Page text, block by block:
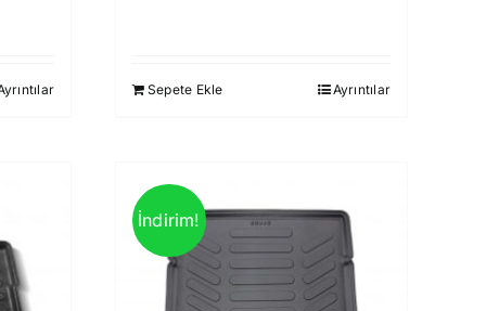
₺.
Sepete Ekle Ayrıntılar
İndirim!